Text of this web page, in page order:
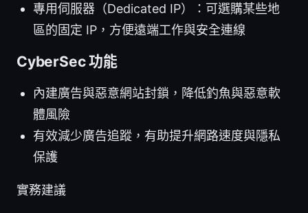
專用伺服器（Dedicated IP）：可選購某些地
區的固定 IP，方便遠端工作與安全連線
CyberSec 功能
內建廣告與惡意網站封鎖，降低釣魚與惡意軟
體風險
有效減少廣告追蹤，有助提升網路速度與隱私
保護
實務建議